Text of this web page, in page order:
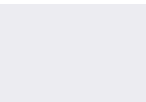
власного виробництва оптом та в
Лояльна цінова політика. Актуальні
консультація і допомога у підборі
розміру. Зручні спосібі оплати.
замовлень по всій Україні.